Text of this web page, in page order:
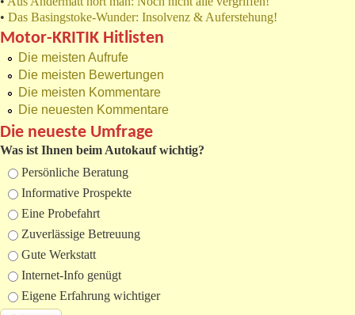
• Das Basingstoke-Wunder: Insolvenz & Auferstehung!
Motor-KRITIK Hitlisten
Die meisten Aufrufe
Die meisten Bewertungen
Die meisten Kommentare
Die neuesten Kommentare
Die neueste Umfrage
Was ist Ihnen beim Autokauf wichtig?
Auswahlmöglichkeiten
Persönliche Beratung
Informative Prospekte
Eine Probefahrt
Zuverlässige Betreuung
Gute Werkstatt
Internet-Info genügt
Eigene Erfahrung wichtiger